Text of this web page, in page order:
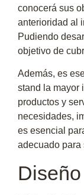
conocerá sus
anterioridad al
Pudiendo
objetivo de
Además, es
stand la mayor
productos y
necesidades,
es esencial
adecuado para